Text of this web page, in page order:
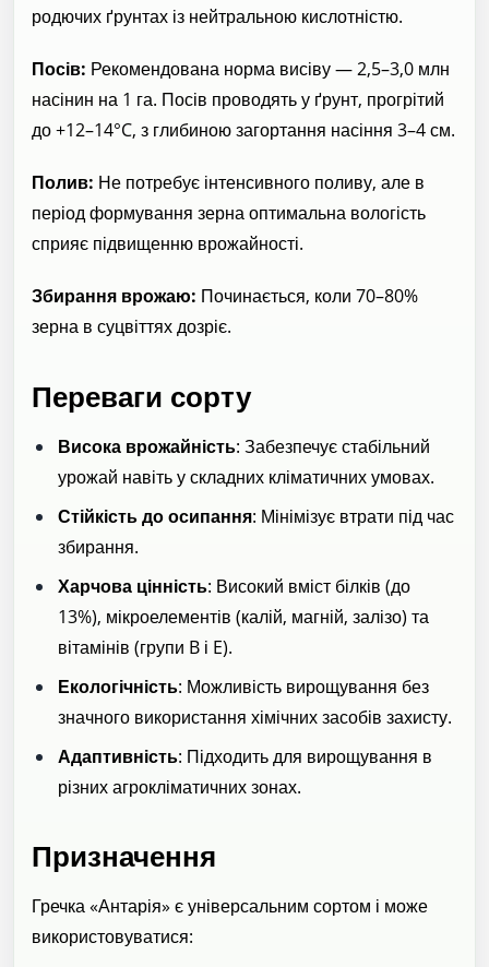
родючих ґрунтах із нейтральною кислотністю.
Посів: Рекомендована норма висіву — 2,5–3,0 млн
насінин на 1 га. Посів проводять у ґрунт, прогрітий
до +12–14°C, з глибиною загортання насіння 3–4 см.
Полив: Не потребує інтенсивного поливу, але в
період формування зерна оптимальна вологість
сприяє підвищенню врожайності.
Збирання врожаю: Починається, коли 70–80%
зерна в суцвіттях дозріє.
Переваги сорту
Висока врожайність: Забезпечує стабільний
урожай навіть у складних кліматичних умовах.
Стійкість до осипання: Мінімізує втрати під час
збирання.
Харчова цінність: Високий вміст білків (до
13%), мікроелементів (калій, магній, залізо) та
вітамінів (групи B і E).
Екологічність: Можливість вирощування без
значного використання хімічних засобів захисту.
Адаптивність: Підходить для вирощування в
різних агрокліматичних зонах.
Призначення
Гречка «Антарія» є універсальним сортом і може
використовуватися: